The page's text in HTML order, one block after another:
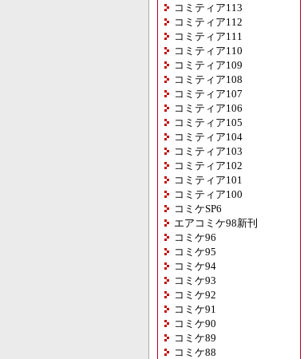
コミティア113
コミティア112
コミティア111
コミティア110
コミティア109
コミティア108
コミティア107
コミティア106
コミティア105
コミティア104
コミティア103
コミティア102
コミティア101
コミティア100
コミケSP6
エアコミケ98新刊
コミケ96
コミケ95
コミケ94
コミケ93
コミケ92
コミケ91
コミケ90
コミケ89
コミケ88